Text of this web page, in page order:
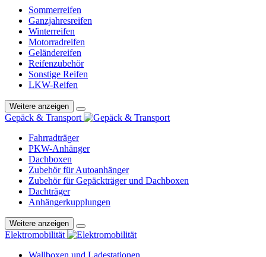
Sommerreifen
Ganzjahresreifen
Winterreifen
Motorradreifen
Geländereifen
Reifenzubehör
Sonstige Reifen
LKW-Reifen
Weitere anzeigen
Gepäck & Transport
Fahrradträger
PKW-Anhänger
Dachboxen
Zubehör für Autoanhänger
Zubehör für Gepäckträger und Dachboxen
Dachträger
Anhängerkupplungen
Weitere anzeigen
Elektromobilität